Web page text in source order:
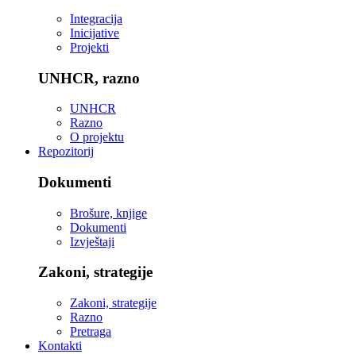
Integracija
Inicijative
Projekti
UNHCR, razno
UNHCR
Razno
O projektu
Repozitorij
Dokumenti
Brošure, knjige
Dokumenti
Izvještaji
Zakoni, strategije
Zakoni, strategije
Razno
Pretraga
Kontakti